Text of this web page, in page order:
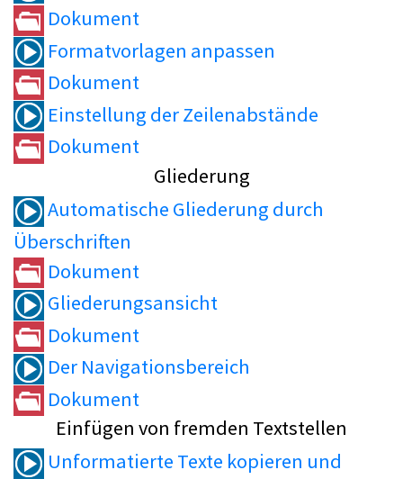
Dokument
Formatvorlagen anpassen
Dokument
Einstellung der Zeilenabstände
Dokument
Gliederung
Automatische Gliederung durch
Überschriften
Dokument
Gliederungsansicht
Dokument
Der Navigationsbereich
Dokument
Einfügen von fremden Textstellen
Unformatierte Texte kopieren und